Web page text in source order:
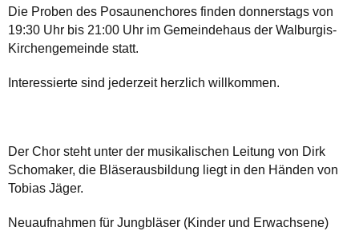
Die Proben des Posaunenchores finden donnerstags von
19:30 Uhr bis 21:00 Uhr im Gemeindehaus der Walburgis-
Kirchengemeinde statt.
Interessierte sind jederzeit herzlich willkommen.
Der Chor steht unter der musikalischen Leitung von Dirk
Schomaker, die Bläserausbildung liegt in den Händen von
Tobias Jäger.
Neuaufnahmen für Jungbläser (Kinder und Erwachsene)